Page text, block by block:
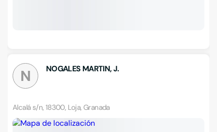
N NOGALES MARTIN, J.
Alcalá s/n, 18300, Loja, Granada